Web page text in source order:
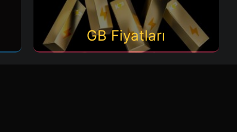
GB Fiyatları